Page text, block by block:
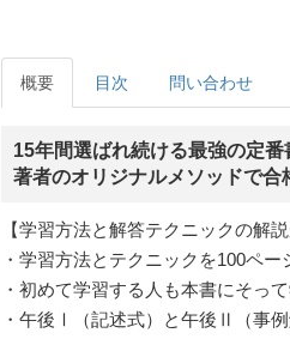
概要 目次 問い合わせ
15年間選ばれ続ける最強の定番
著者のオリジナルメソッドで合
【学習方法と解答テクニックの解
・学習方法とテクニックを100ペ
・初めて学習する人も本書にそっ
・午後Ⅰ（記述式）と午後Ⅱ（事